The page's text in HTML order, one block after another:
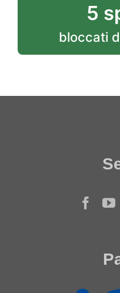
5
bloccati